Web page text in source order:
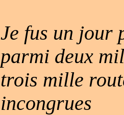
Je fus un jour
parmi deux
trois mille
incongrues